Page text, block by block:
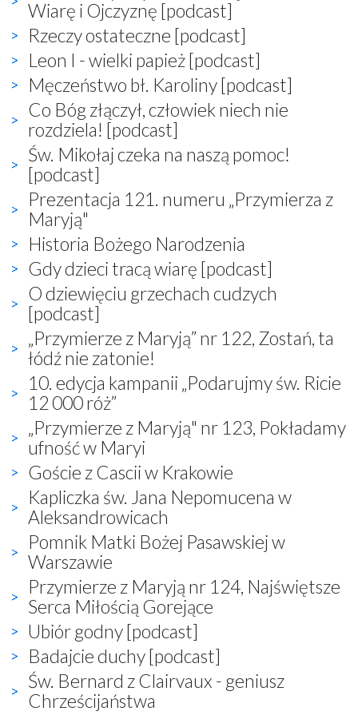
Wiarę i Ojczyznę [podcast]
Rzeczy ostateczne [podcast]
Leon I - wielki papież [podcast]
Męczeństwo bł. Karoliny [podcast]
Co Bóg złączył, człowiek niech nie
rozdziela! [podcast]
Św. Mikołaj czeka na naszą pomoc!
[podcast]
Prezentacja 121. numeru „Przymierza z
Maryją"
Historia Bożego Narodzenia
Gdy dzieci tracą wiarę [podcast]
O dziewięciu grzechach cudzych
[podcast]
„Przymierze z Maryją” nr 122, Zostań, ta
łódź nie zatonie!
10. edycja kampanii „Podarujmy św. Ricie
12 000 róż”
„Przymierze z Maryją" nr 123, Pokładamy
ufność w Maryi
Goście z Cascii w Krakowie
Kapliczka św. Jana Nepomucena w
Aleksandrowicach
Pomnik Matki Bożej Pasawskiej w
Warszawie
Przymierze z Maryją nr 124, Najświętsze
Serca Miłością Gorejące
Ubiór godny [podcast]
Badajcie duchy [podcast]
Św. Bernard z Clairvaux - geniusz
Chrześcijaństwa